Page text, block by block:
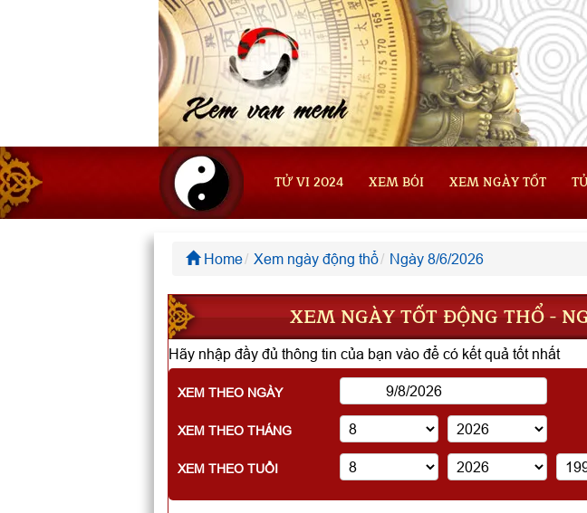
TỬ VI 2024 XEM BÓI XEM NGÀY TỐT
Home Xem ngày động thổ Ngày 8/6/2026
XEM NGÀY TỐT ĐỘNG THỔ -
Hãy nhập đầy đủ thông tin của bạn vào để có kết quả tốt nhất
XEM THEO NGÀY
XEM THEO THÁNG
XEM THEO TUỔI